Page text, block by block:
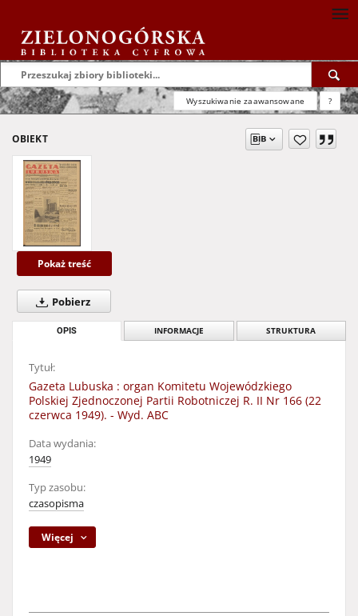
Wyszukiwanie zaawansowane ?
OBIEKT
Pokaż treść
Pobierz
OPIS INFORMACJE STRUKTURA
Tytuł:
Gazeta Lubuska : organ Komitetu Wojewódzkiego
Polskiej Zjednoczonej Partii Robotniczej R. II Nr 166 (22
czerwca 1949). - Wyd. ABC
Data wydania:
1949
Typ zasobu:
czasopisma
Więcej